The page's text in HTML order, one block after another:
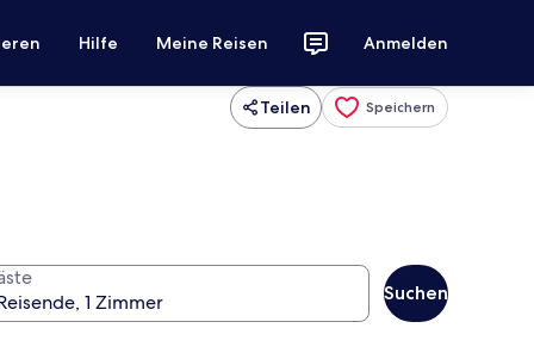
Hilfe Meine Reisen Anmelden
Teilen Speichern
Suchen